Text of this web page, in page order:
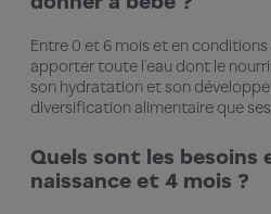
Entre 0 et 6 mois et en
apporter toute l’eau dont le
son hydratation et son
diversification alimentaire que
Quels sont les besoins
naissance et 4 mois ?